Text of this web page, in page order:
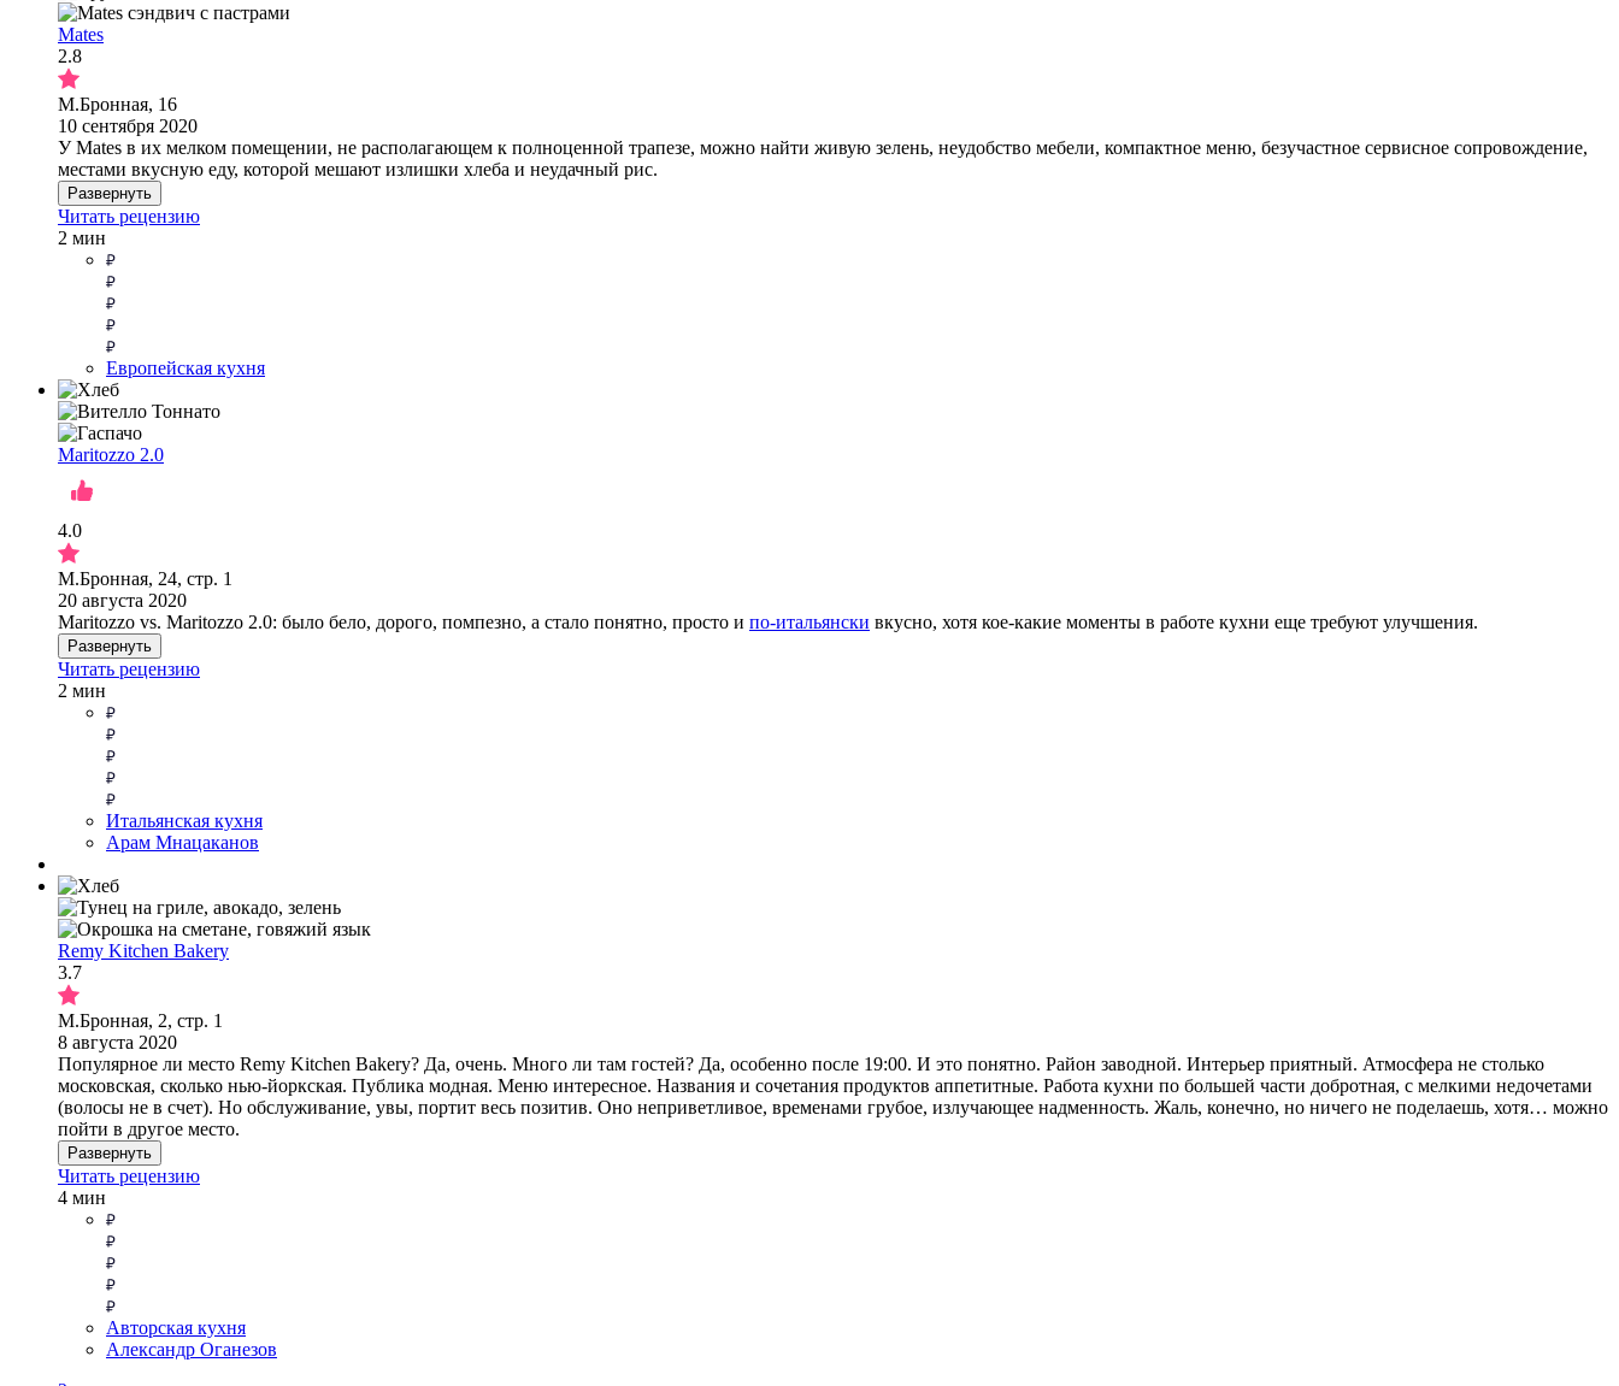
Mates
2.8
М.Бронная, 16
10 сентября 2020
У Mates в их мелком помещении, не располагающем к полноценной трапезе, можно найти живую зелень, неудобство мебели, компактное меню, безучастное сервисное сопровождение,
местами вкусную еду, которой мешают излишки хлеба и неудачный рис.
Развернуть
Читать рецензию
2 мин
Европейская кухня
Maritozzo 2.0
4.0
М.Бронная, 24, стр. 1
20 августа 2020
Maritozzo vs. Maritozzo 2.0: было бело, дорого, помпезно, а стало понятно, просто и по-итальянски вкусно, хотя кое-какие моменты в работе кухни еще требуют улучшения.
Развернуть
Читать рецензию
2 мин
Итальянская кухня
Арам Мнацаканов
Remy Kitchen Bakery
3.7
М.Бронная, 2, стр. 1
8 августа 2020
Популярное ли место Remy Kitchen Bakery? Да, очень. Много ли там гостей? Да, особенно после 19:00. И это понятно. Район заводной. Интерьер приятный. Атмосфера не столько
московская, сколько нью-йоркская. Публика модная. Меню интересное. Названия и сочетания продуктов аппетитные. Работа кухни по большей части добротная, с мелкими недочетами
(волосы не в счет). Но обслуживание, увы, портит весь позитив. Оно неприветливое, временами грубое, излучающее надменность. Жаль, конечно, но ничего не поделаешь, хотя… можно
пойти в другое место.
Развернуть
Читать рецензию
4 мин
Авторская кухня
Александр Оганезов